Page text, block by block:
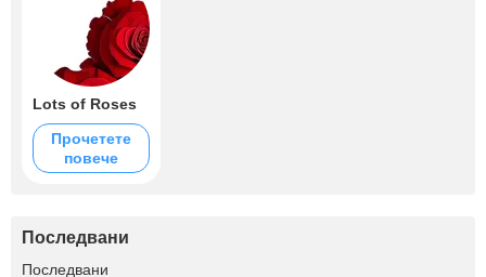
Lots of Roses
Прочетете
повече
Последвани
Последвани